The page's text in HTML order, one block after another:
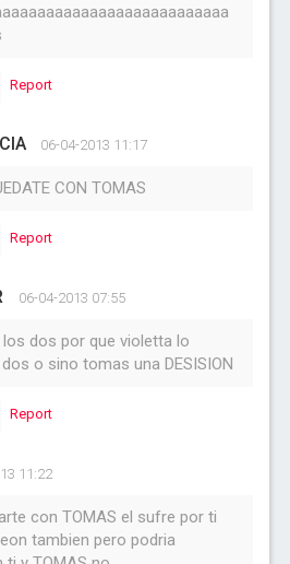
Report
06-04-2013 11:17
CON TOMAS
Report
06-04-2013 07:55
dos por que violetta lo
o sino tomas una DESISION
Report
11:22
con TOMAS el sufre por ti
tambien pero podria